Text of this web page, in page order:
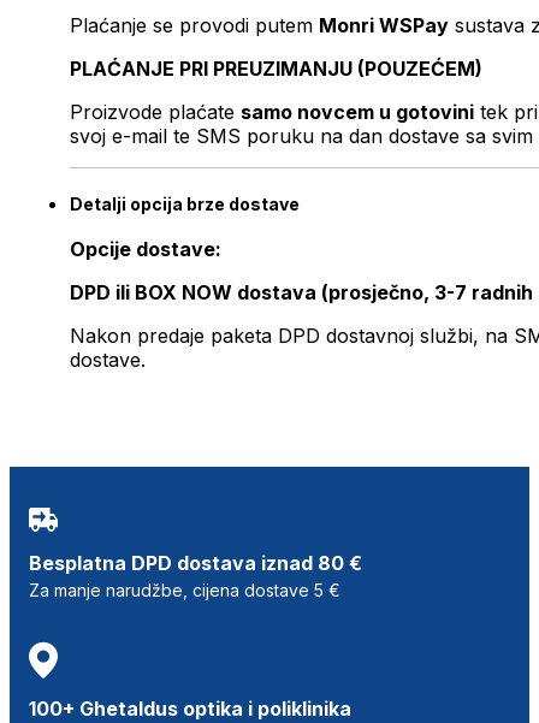
Plaćanje se provodi putem Monri WSPay sustava
PLAĆANJE PRI PREUZIMANJU (POUZEĆEM)
Proizvode plaćate samo novcem u gotovini tek
svoj e-mail te SMS poruku na dan dostave sa svim
Detalji opcija brze dostave
Opcije dostave:
DPD ili BOX NOW dostava (prosječno, 3-7 radnih
Nakon predaje paketa DPD dostavnoj službi, na
dostave.
Besplatna DPD dostava iznad 80 €
Za manje narudžbe, cijena dostave 5 €
100+ Ghetaldus optika i poliklinika